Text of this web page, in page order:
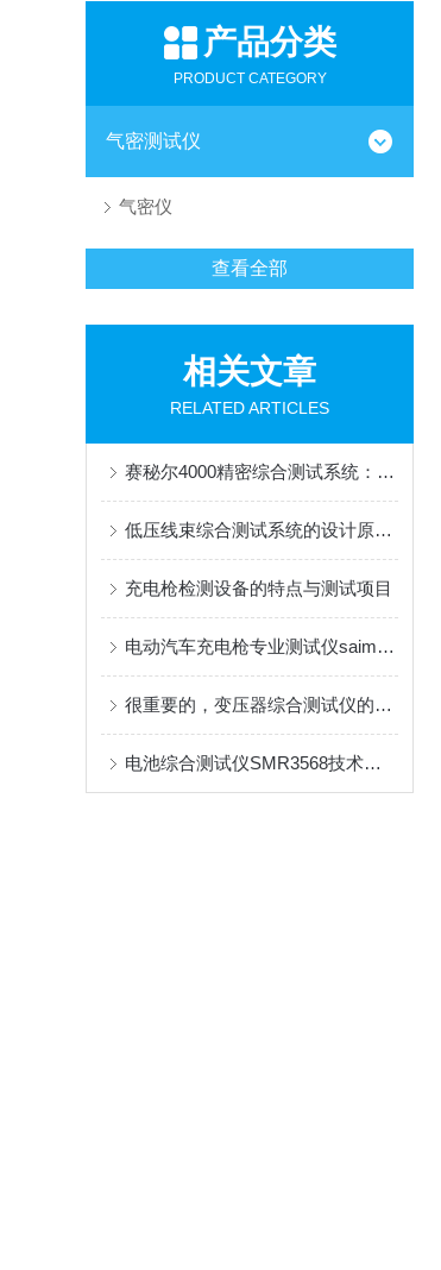
产品分类
PRODUCT CATEGORY
气密测试仪
气密仪
查看全部
相关文章
RELATED ARTICLES
赛秘尔4000精密综合测试系统：线缆与线束测试的专业解决方案
低压线束综合测试系统的设计原理与应用
充电枪检测设备的特点与测试项目
电动汽车充电枪专业测试仪saimr-test6000
很重要的，变压器综合测试仪的介绍及特征
电池综合测试仪SMR3568技术参数